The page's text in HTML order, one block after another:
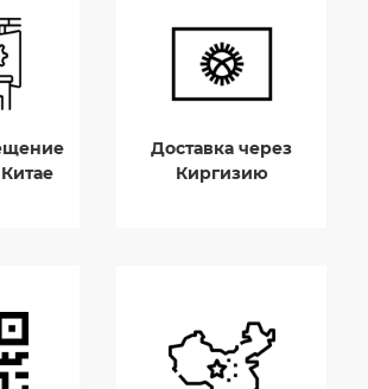
Доставка через
Киргизию